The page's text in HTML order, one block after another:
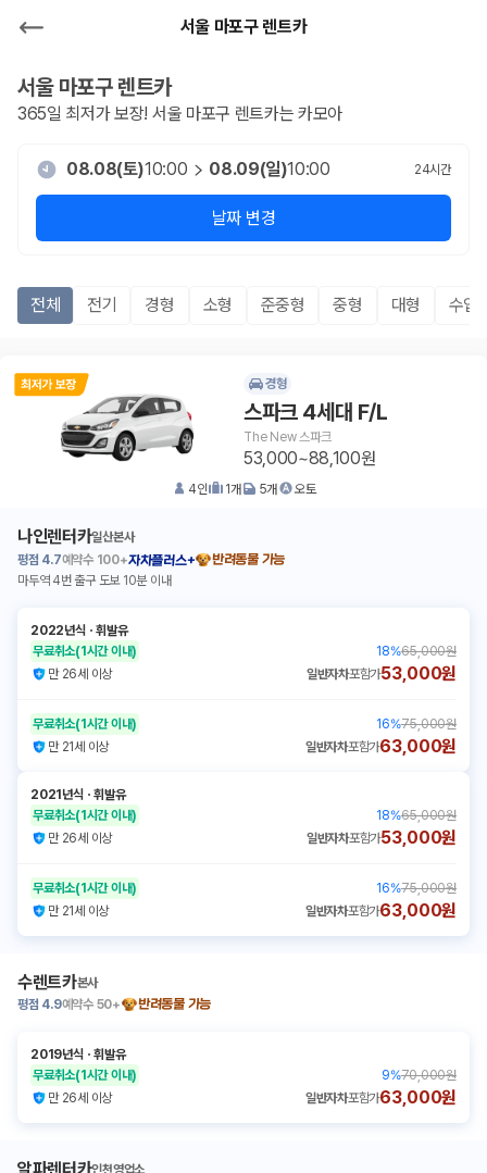
서울 마포구 렌트카
서울 마포구렌트카
365일 최저가 보장! 서울 마포구 렌트카는 카모아
08.08(토)10:00 08.09(일)10:00 24시간
날짜 변경
전체 전기 경형 소형 준중형 중형 대형 수입
경형
스파크 4세대 F/L
The New 스파크
53,000~88,100원
4인 1개 5개 오토
나인렌터카일산본사
평점 4.7예약수 100+자차플러스+
반려동물 가능
마두역 4번 출구 도보 10분 이내
2022년식 ㆍ휘발유
무료취소(1시간 이내) 18%65,000원
만 26세 이상
일반자차포함가53,000원
무료취소(1시간 이내) 16%75,000원
만 21세 이상
일반자차포함가63,000원
2021년식 ㆍ휘발유
무료취소(1시간 이내) 18%65,000원
만 26세 이상
일반자차포함가53,000원
무료취소(1시간 이내) 16%75,000원
만 21세 이상
일반자차포함가63,000원
수렌트카본사
평점 4.9예약수 50+ 반려동물 가능
2019년식 ㆍ휘발유
무료취소(1시간 이내) 9%70,000원
만 26세 이상
일반자차포함가63,000원
인천영업소